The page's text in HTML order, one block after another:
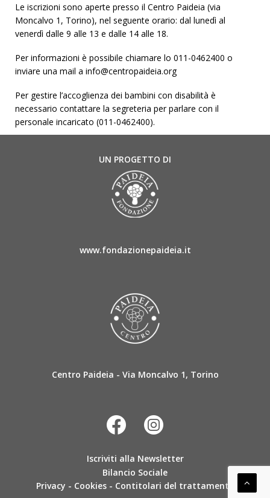
Le iscrizioni sono aperte presso il Centro Paideia (via
Moncalvo 1, Torino), nel seguente orario: dal lunedì al
venerdì dalle 9 alle 13 e dalle 14 alle 18.
Per informazioni è possibile chiamare lo 011-0462400 o
inviare una mail a info@centropaideia.org
Per gestire l’accoglienza dei bambini con disabilità è
necessario contattare la segreteria per parlare con il
personale incaricato (011-0462400).
UN PROGETTO DI
www.fondazionepaideia.it
Centro Paideia - Via Moncalvo 1, Torino
Iscriviti alla Newsletter
Bilancio Sociale
Privacy - Cookies- Contitolari del trattamento